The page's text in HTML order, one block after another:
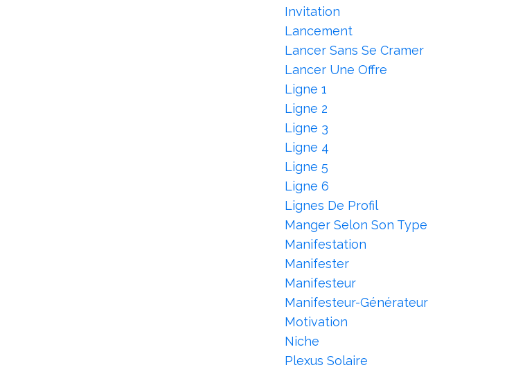
Invitation
Lancement
Lancer Sans Se Cramer
Lancer Une Offre
Ligne 1
Ligne 2
Ligne 3
Ligne 4
Ligne 5
Ligne 6
Lignes De Profil
Manger Selon Son Type
Manifestation
Manifester
Manifesteur
Manifesteur-Générateur
Motivation
Niche
Plexus Solaire